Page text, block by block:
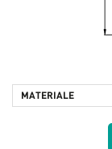
MATERIALE